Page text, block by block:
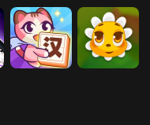
花朵爱消除 公主爱收纳